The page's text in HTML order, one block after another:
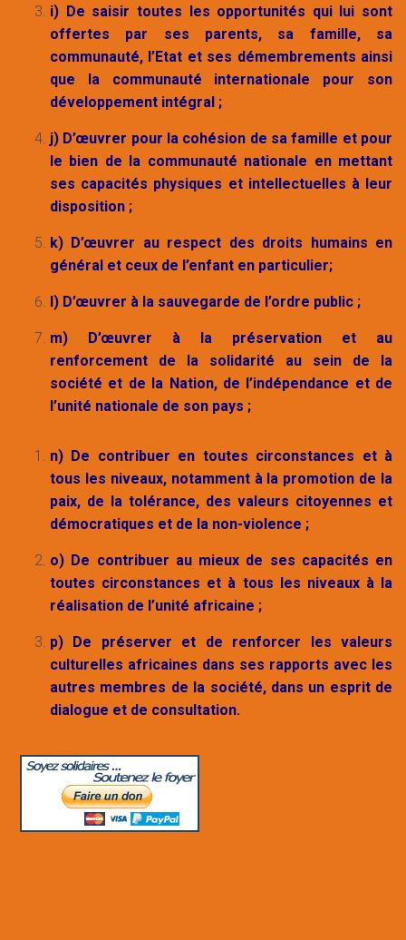
i) De saisir toutes les opportunités qui lui sont
offertes par ses parents, sa famille, sa
communauté, l’Etat et ses démembrements ainsi
que la communauté internationale pour son
développement intégral ;
j) D’œuvrer pour la cohésion de sa famille et pour
le bien de la communauté nationale en mettant
ses capacités physiques et intellectuelles à leur
disposition ;
k) D’œuvrer au respect des droits humains en
général et ceux de l’enfant en particulier;
l) D’œuvrer à la sauvegarde de l’ordre public ;
m) D’œuvrer à la préservation et au
renforcement de la solidarité au sein de la
société et de la Nation, de l’indépendance et de
l’unité nationale de son pays ;
n) De contribuer en toutes circonstances et à
tous les niveaux, notamment à la promotion de la
paix, de la tolérance, des valeurs citoyennes et
démocratiques et de la non-violence ;
o) De contribuer au mieux de ses capacités en
toutes circonstances et à tous les niveaux à la
réalisation de l’unité africaine ;
p) De préserver et de renforcer les valeurs
culturelles africaines dans ses rapports avec les
autres membres de la société, dans un esprit de
dialogue et de consultation.